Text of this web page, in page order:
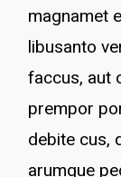
magnamet
libusanto
faccus, aut
prempor
debite cus,
arumque